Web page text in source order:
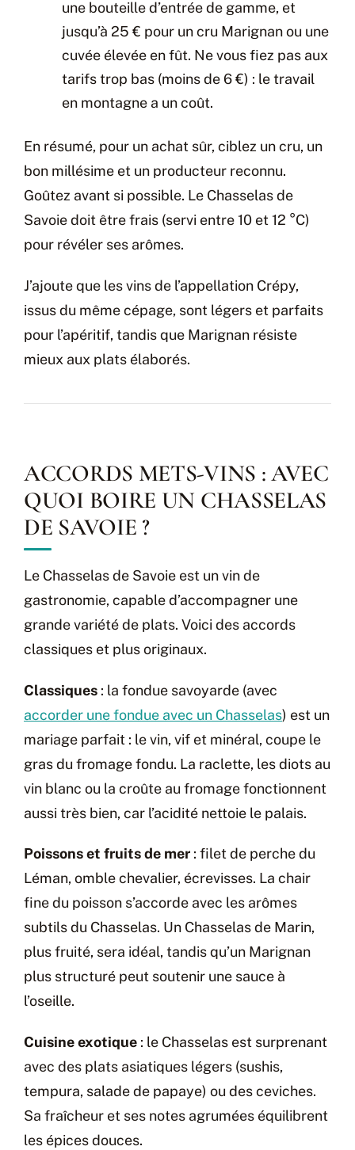
une bouteille d’entrée de gamme, et
jusqu’à 25 € pour un cru Marignan ou une
cuvée élevée en fût. Ne vous fiez pas aux
tarifs trop bas (moins de 6 €) : le travail
en montagne a un coût.
En résumé, pour un achat sûr, ciblez un cru, un
bon millésime et un producteur reconnu.
Goûtez avant si possible. Le Chasselas de
Savoie doit être frais (servi entre 10 et 12 °C)
pour révéler ses arômes.
J’ajoute que les vins de l’appellation Crépy,
issus du même cépage, sont légers et parfaits
pour l’apéritif, tandis que Marignan résiste
mieux aux plats élaborés.
ACCORDS METS-VINS : AVEC
QUOI BOIRE UN CHASSELAS
DE SAVOIE ?
Le Chasselas de Savoie est un vin de
gastronomie, capable d’accompagner une
grande variété de plats. Voici des accords
classiques et plus originaux.
Classiques : la fondue savoyarde (avec
accorder une fondue avec un Chasselas) est un
mariage parfait : le vin, vif et minéral, coupe le
gras du fromage fondu. La raclette, les diots au
vin blanc ou la croûte au fromage fonctionnent
aussi très bien, car l’acidité nettoie le palais.
Poissons et fruits de mer : filet de perche du
Léman, omble chevalier, écrevisses. La chair
fine du poisson s’accorde avec les arômes
subtils du Chasselas. Un Chasselas de Marin,
plus fruité, sera idéal, tandis qu’un Marignan
plus structuré peut soutenir une sauce à
l’oseille.
Cuisine exotique : le Chasselas est surprenant
avec des plats asiatiques légers (sushis,
tempura, salade de papaye) ou des ceviches.
Sa fraîcheur et ses notes agrumées équilibrent
les épices douces.